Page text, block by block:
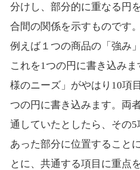
分けし、部分的に重なる円
合間の関係を示すものです。
例えば１つの商品の「強み
これを1つの円に書き込み
様のニーズ」がやはり10項
つの円に書き込みます。両
通していたとしたら、その
あった部分に位置すること
とに、共通する項目に重点